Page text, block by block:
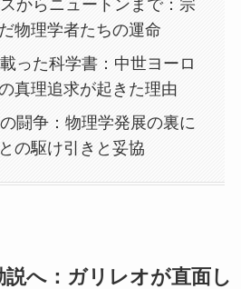
からニュートンまで：宗
物理学者たちの運命
った科学書：中世ヨーロ
真理追求が起きた理由
闘争：物理学発展の裏に
の駆け引きと妥協
説へ：ガリレオが直面し